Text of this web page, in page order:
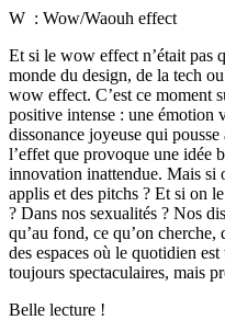
W : Wow/Waouh effect
Et si le wow effect n’était pas
monde du design, de la tech
wow effect. C’est ce moment
positive intense : une émotion
dissonance joyeuse qui pousse
l’effet que provoque une idée
innovation inattendue. Mais si
applis et des pitchs ? Et si on
? Dans nos sexualités ? Nos
qu’au fond, ce qu’on cherche,
des espaces où le quotidien
toujours spectaculaires, mais
Belle lecture !